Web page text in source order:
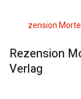
Rezension
Verlag